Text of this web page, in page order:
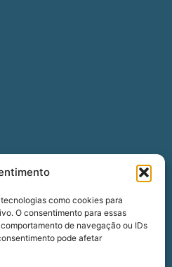
como cookies para
O consentimento para essas
de navegação ou IDs
pode afetar